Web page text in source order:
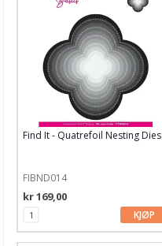
Crafters Companion
Crealies
Creative Expressions
Diverse dieser
Find It
Heffy Doodle
Find It - Quatrefoil Nesting Dies
FIBND014
kr 169,00
KJØP